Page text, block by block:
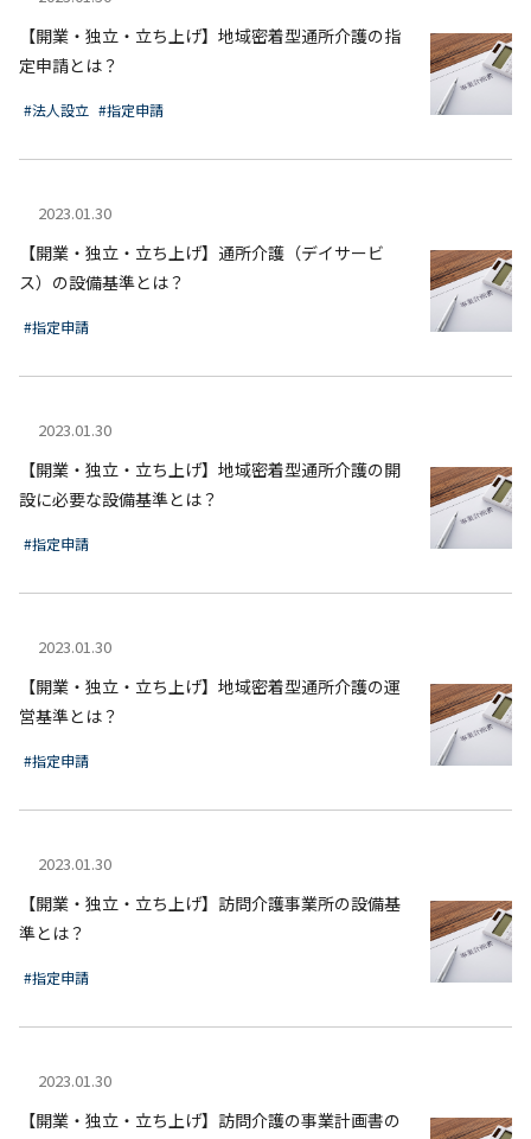
【開業・独立・立ち上げ】地域密着型通所介護の指
定申請とは？
#法人設立 #指定申請
2023.01.30
【開業・独立・立ち上げ】通所介護（デイサービ
ス）の設備基準とは？
#指定申請
2023.01.30
【開業・独立・立ち上げ】地域密着型通所介護の開
設に必要な設備基準とは？
#指定申請
2023.01.30
【開業・独立・立ち上げ】地域密着型通所介護の運
営基準とは？
#指定申請
2023.01.30
【開業・独立・立ち上げ】訪問介護事業所の設備基
準とは？
#指定申請
2023.01.30
【開業・独立・立ち上げ】訪問介護の事業計画書の